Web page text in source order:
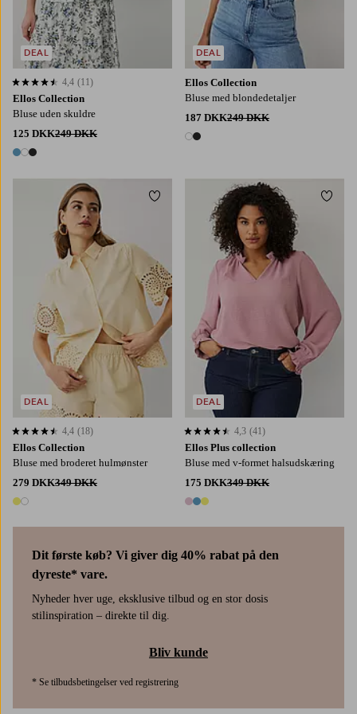
Ellos Collection
Bluse uden skuldre
125 DKK249 DKK
3 farver
4,4 baseret på 11 bedømmelser
4,4 (11)
DEAL
Ellos Collection
Bluse med blondedetaljer
187 DKK249 DKK
2 farver
DEAL
Ellos Collection
Bluse med broderet hulmønster
279 DKK349 DKK
2 farver
4,4 baseret på 18 bedømmelser
4,4 (18)
DEAL
Tilføj til favoritter
Dit første køb? Vi giver dig 40% rabat på den
dyreste* vare.
Nyheder hver uge, eksklusive tilbud og en stor dosis
stilinspiration – direkte til dig.
Bliv kunde
* Se tilbudsbetingelser ved registrering
Ellos Plus collection
Bluse med v-formet halsudskæring
175 DKK349 DKK
3 farver
4,3 baseret på 41 bedømmelser
4,3 (41)
DEAL
2XL3XL4XL